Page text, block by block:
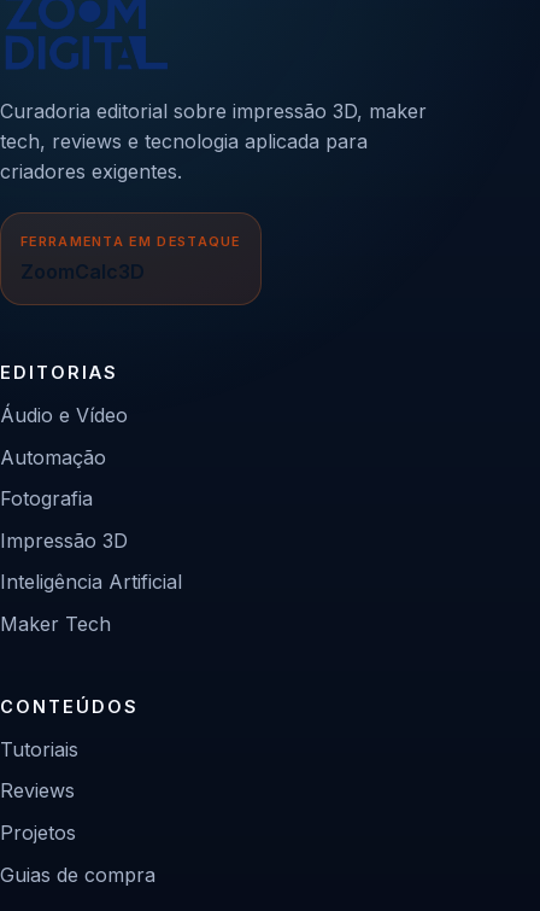
Curadoria editorial sobre impressão 3D, maker
tech, reviews e tecnologia aplicada para
criadores exigentes.
FERRAMENTA EM DESTAQUE
ZoomCalc3D
EDITORIAS
Áudio e Vídeo
Automação
Fotografia
Impressão 3D
Inteligência Artificial
Maker Tech
CONTEÚDOS
Tutoriais
Reviews
Projetos
Guias de compra